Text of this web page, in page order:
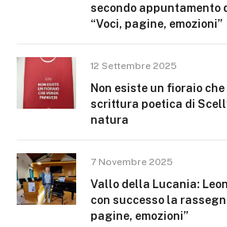
secondo appuntamento
“Voci, pagine, emozioni”
12 Settembre 2025
Non esiste un fioraio
scrittura poetica di
natura
7 Novembre 2025
Vallo della Lucania:
con successo la
pagine, emozioni”